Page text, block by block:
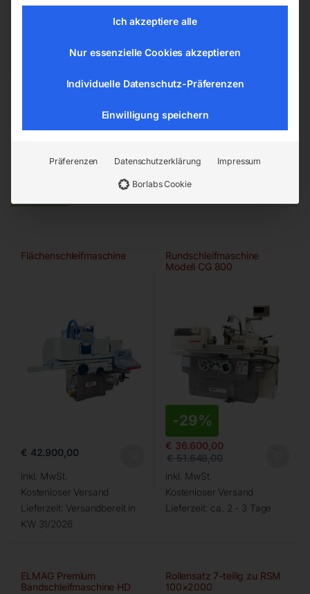
4911 Ried/Tumeltsham
office@elmag.at
Ähnliche Produkte
Flächenschleifmaschine
€ 42.900,00
inkl. MwSt.
Kostenloser Versand
Lieferzeit: Versandbereit in
KW 31/2026
Rundschleifmaschine
Modell CG 800
-29%
€ 36.600,00
€51.648,00
inkl. MwSt.
Kostenloser Versand
Lieferzeit: ca. 2 - 3 Tage
ELMAG Premium
Bandschleifmaschine HD
Rollensatz 7-teilig zu RSM
100×2000
Ich akzeptiere alle
Nur essenzielle Cookies akzeptieren
Individuelle Datenschutz-Präferenzen
Einwilligung speichern
Präferenzen Datenschutzerklärung Impressum
Borlabs Cookie